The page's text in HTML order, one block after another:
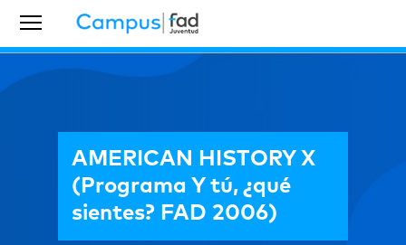
AMERICAN HISTORY X
(Programa Y tú, ¿qué
sientes? FAD 2006)